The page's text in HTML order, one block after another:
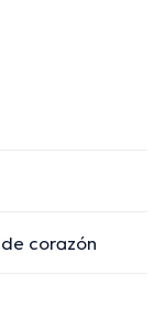
corazón